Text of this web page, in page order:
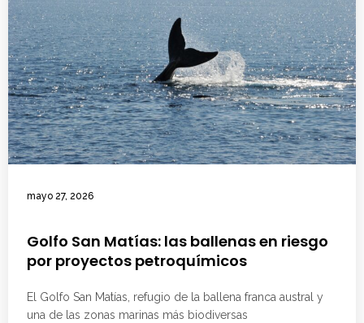
mayo 27, 2026
Golfo San Matías: las ballenas en riesgo
por proyectos petroquímicos
El Golfo San Matías, refugio de la ballena franca austral y
una de las zonas marinas más biodiversas